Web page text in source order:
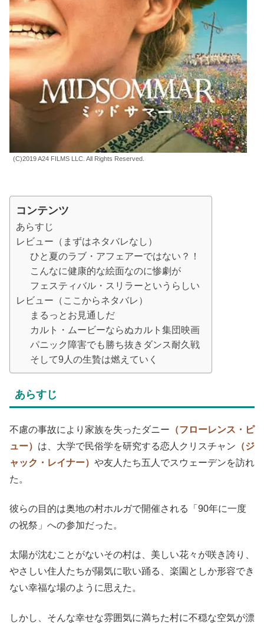
(C)2019 A24 FILMS LLC. All Rights Reserved.
コンテンツ
あらすじ
レビュー（まずはネタバレなし）
ひと夏のラブ・アフェアーではない？！
こんなに健康的な絵面なのに惨劇が
フェスティバル・スリラーというらしい
レビュー（ここからネタバレ）
まるっとお見通しだ
カルト・ムービーならぬカルト集団映画
パニック障害でも勝ち抜きダンス耐久戦
そして9人の生贄は燃えていく
あらすじ
不慮の事故により家族を失ったダニー （フローレンス・ピ
ュー） は、大学で民俗学を研究する恋人クリスチャン （ジ
ャック・レイナー） や友人たち五人でスウェーデンを訪れ
た。
彼らの目的は奥地の村ホルガで開催される「90年に一度
の祝祭」への参加だった。
太陽が沈むことがないその村は、美しい花々が咲き誇り、
やさしい住人たちが陽気に歌い踊る、楽園としか形容でき
ない幸福な場のように思えた。
しかし、そんな幸せな雰囲気に満ちた村に不穏な空気が漂